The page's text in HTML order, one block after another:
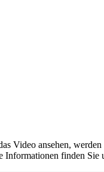
Video ansehen,
Informationen finden Sie